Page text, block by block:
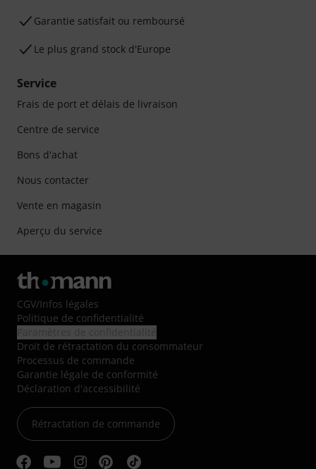
Garantie satisfait ou remboursé
Le plus grand stock d'Europe
Service
Frais de port et délais de livraison
Centre de service
Bons d'achat
Nous contacter
Vente en magasin
Aperçu du service
CGV/Infos légales
Politique de confidentialité
Droit de rétractation du consommateur
Processus de commande
Garantie légale de conformité
Déclaration d'accessibilité
Rétractation de commande